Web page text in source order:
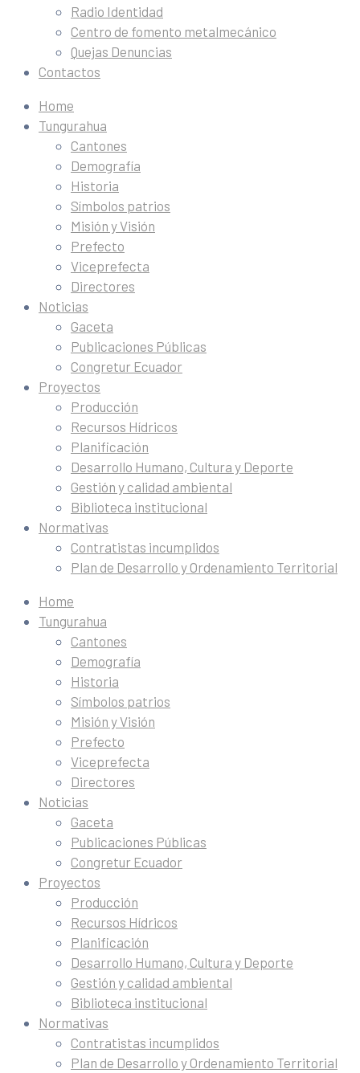
Radio Identidad
Centro de fomento metalmecánico
Quejas Denuncias
Contactos
Home
Tungurahua
Cantones
Demografía
Historia
Símbolos patrios
Misión y Visión
Prefecto
Viceprefecta
Directores
Noticias
Gaceta
Publicaciones Públicas
Congretur Ecuador
Proyectos
Producción
Recursos Hídricos
Planificación
Desarrollo Humano, Cultura y Deporte
Gestión y calidad ambiental
Biblioteca institucional
Normativas
Contratistas incumplidos
Plan de Desarrollo y Ordenamiento Territorial
Home
Tungurahua
Cantones
Demografía
Historia
Símbolos patrios
Misión y Visión
Prefecto
Viceprefecta
Directores
Noticias
Gaceta
Publicaciones Públicas
Congretur Ecuador
Proyectos
Producción
Recursos Hídricos
Planificación
Desarrollo Humano, Cultura y Deporte
Gestión y calidad ambiental
Biblioteca institucional
Normativas
Contratistas incumplidos
Plan de Desarrollo y Ordenamiento Territorial